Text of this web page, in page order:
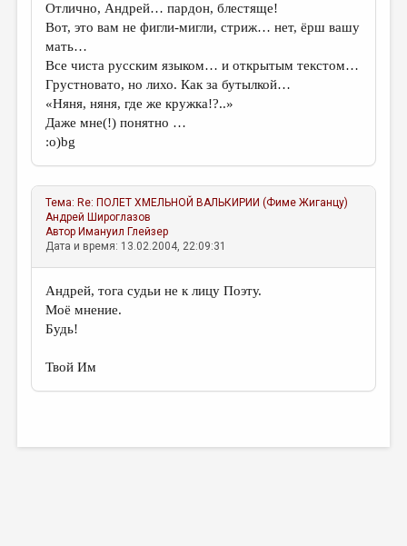
Отлично, Андрей… пардон, блестяще!
Вот, это вам не фигли-мигли, стриж… нет, ёрш вашу
мать…
Все чиста русским языком… и открытым текстом…
Грустновато, но лихо. Как за бутылкой…
«Няня, няня, где же кружка!?..»
Даже мне(!) понятно …
:о)bg
Тема: Re: ПОЛЕТ ХМЕЛЬНОЙ ВАЛЬКИРИИ (Фиме Жиганцу)
Андрей Широглазов
Автор Имануил Глейзер
Дата и время: 13.02.2004, 22:09:31
Андрей, тога судьи не к лицу Поэту.
Моё мнение.
Будь!
Твой Им